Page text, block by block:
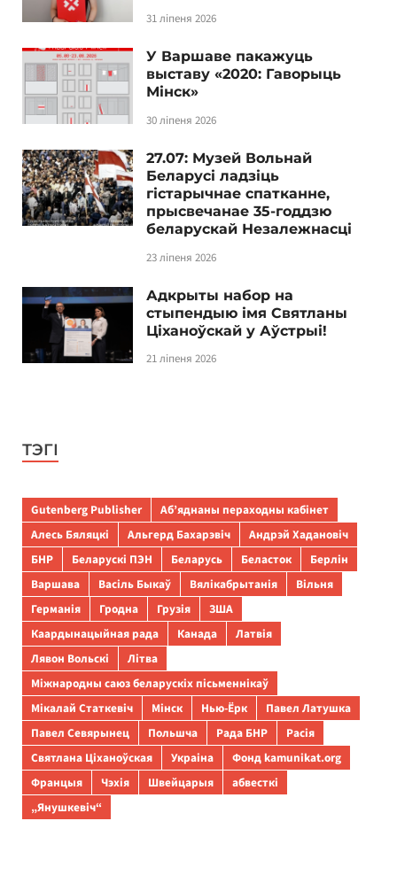
31 ліпеня 2026
У Варшаве пакажуць
выставу «2020: Гаворыць
Мінск»
30 ліпеня 2026
27.07: Музей Вольнай
Беларусі ладзіць
гістарычнае спатканне,
прысвечанае 35-годдзю
беларускай Незалежнасці
23 ліпеня 2026
Адкрыты набор на
стыпендыю імя Святланы
Ціханоўскай у Аўстрыі!
21 ліпеня 2026
ТЭГІ
Gutenberg Publisher
Аб’яднаны пераходны кабінет
Алесь Бяляцкі
Альгерд Бахарэвіч
Андрэй Хадановіч
БНР
Беларускі ПЭН Беларусь Беласток
Берлін
Варшава
Васіль Быкаў Вялікабрытанія
Вільня
Германія
Гродна Грузія
ЗША
Каардынацыйная рада
Канада
Латвія
Лявон Вольскі
Літва
Міжнародны саюз беларускіх пісьменнікаў
Мікалай Статкевіч
Мінск Нью-Ёрк
Павел Латушка
Павел Севярынец
Польшча Рада БНР
Расія
Святлана Ціханоўская
Украіна
Фонд kamunikat.org
Францыя
Чэхія Швейцарыя
абвесткі
„Янушкевіч“